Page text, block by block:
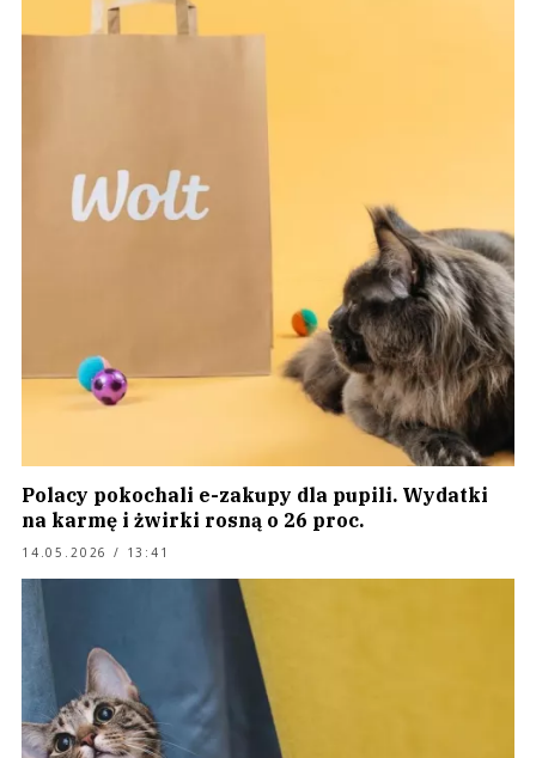
Polacy pokochali e-zakupy dla pupili. Wydatki
na karmę i żwirki rosną o 26 proc.
14.05.2026 / 13:41